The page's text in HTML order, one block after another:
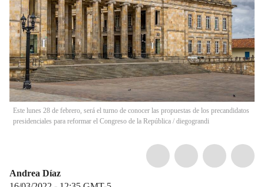
Este lunes 28 de febrero, será el turno de conocer las propuestas de los precandidatos
presidenciales para reformar el Congreso de la República / diegograndi
Andrea Díaz